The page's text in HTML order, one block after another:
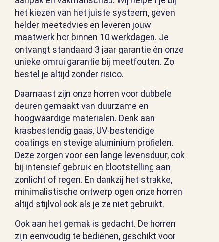
het kiezen van het juiste systeem, geven
helder meetadvies en leveren jouw
maatwerk hor binnen 10 werkdagen. Je
ontvangt standaard 3 jaar garantie én onze
unieke omruilgarantie bij meetfouten. Zo
bestel je altijd zonder risico.
Daarnaast zijn onze horren voor dubbele
deuren gemaakt van duurzame en
hoogwaardige materialen. Denk aan
krasbestendig gaas, UV-bestendige
coatings en stevige aluminium profielen.
Deze zorgen voor een lange levensduur, ook
bij intensief gebruik en blootstelling aan
zonlicht of regen. En dankzij het strakke,
minimalistische ontwerp ogen onze horren
altijd stijlvol ook als je ze niet gebruikt.
Ook aan het gemak is gedacht. De horren
zijn eenvoudig te bedienen, geschikt voor